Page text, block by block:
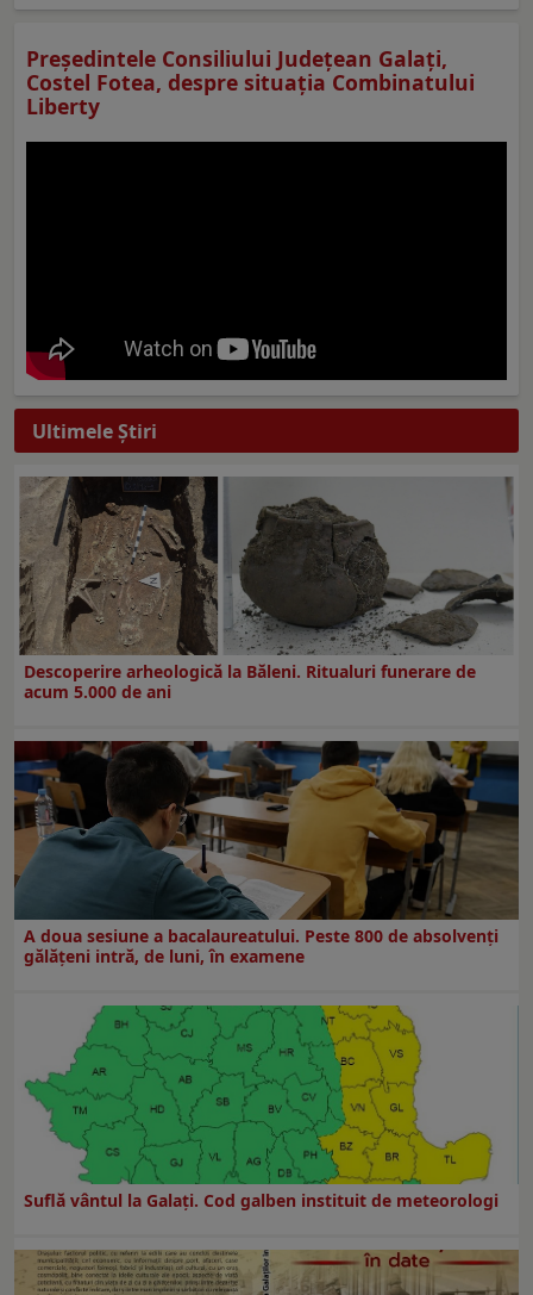
Preşedintele Consiliului Judeţean Galaţi,
Costel Fotea, despre situaţia Combinatului
Liberty
Ultimele Ştiri
Descoperire arheologică la Băleni. Ritualuri funerare de
acum 5.000 de ani
A doua sesiune a bacalaureatului. Peste 800 de absolvenţi
gălăţeni intră, de luni, în examene
Suflă vântul la Galaţi. Cod galben instituit de meteorologi